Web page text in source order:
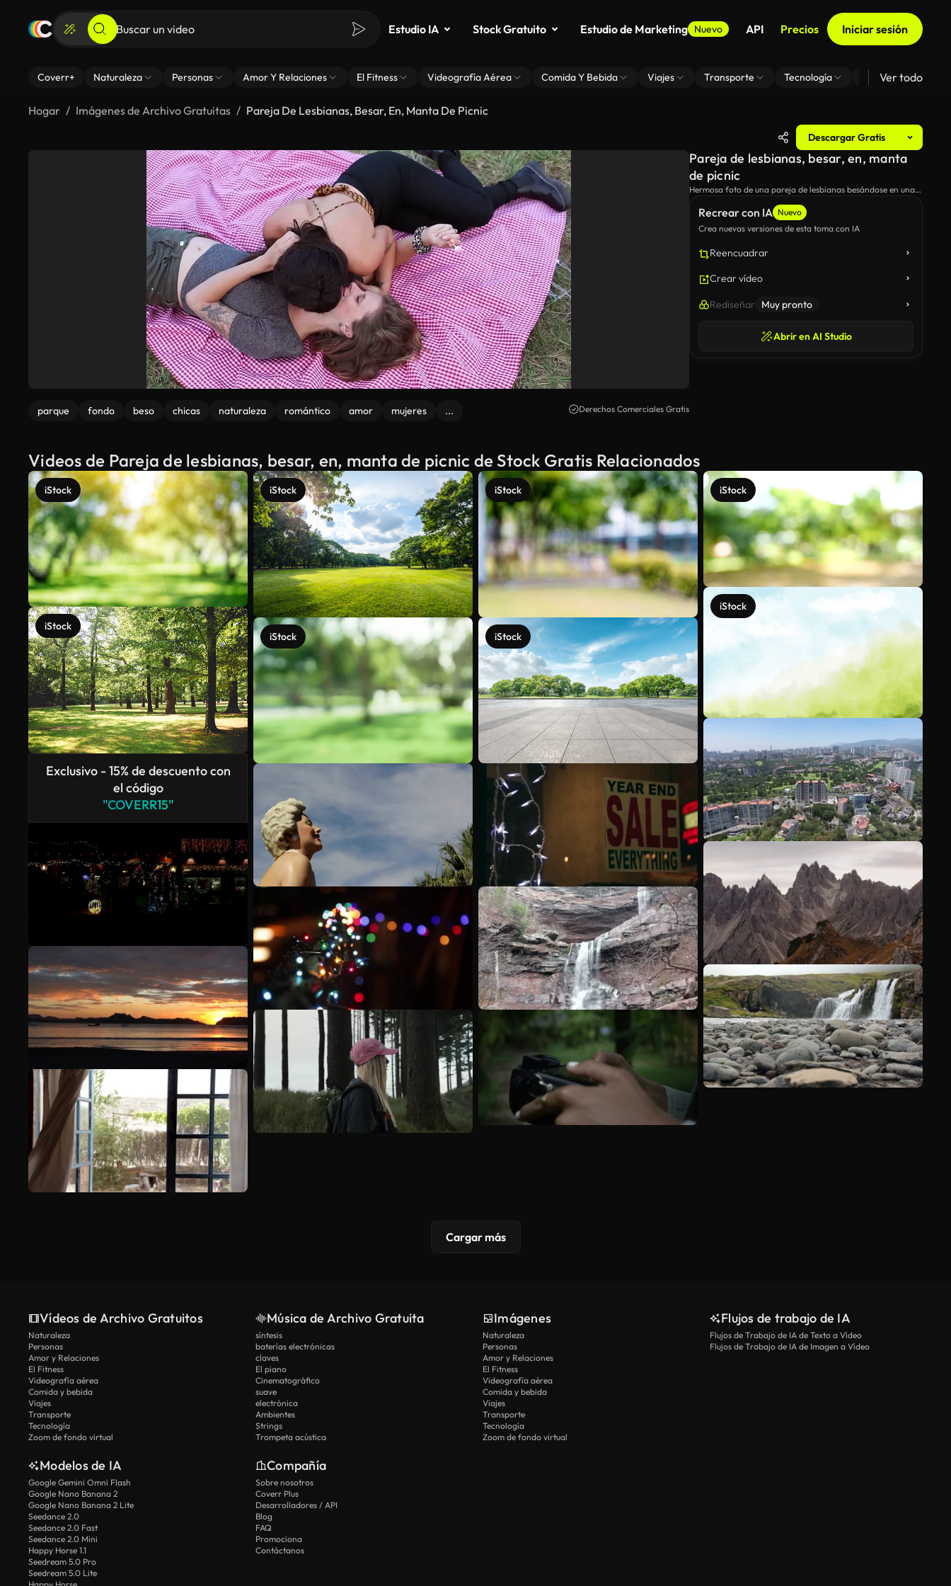
Estudio IA Stock Gratuito Estudio de Marketing Nuevo API Precios Iniciar sesión
Coverr+ Naturaleza Personas Amor Y Relaciones El Fitness Videografía Aérea Comida Y Bebida Viajes Transporte Tecnología Zoom De Fondo
Ver todo
Hogar Imágenes de Archivo Gratuitas Pareja De Lesbianas, Besar, En, Manta De Picnic
Descargar Gratis
parque fondo beso chicas naturaleza romántico amor mujeres ... Derechos Comerciales Gratis
Recrear con IA Nuevo
Crea nuevas versiones de esta toma con IA
Reencuadrar
Crear vídeo
Rediseñar Muy pronto
Abrir en AI Studio
Pareja de lesbianas, besar, en, manta
de picnic
Hermosa foto de una pareja de lesbianas besándose en una
Videos de Pareja de lesbianas, besar, en, manta de picnic de Stock Gratis Relacionados
iStock
iStock
Exclusivo - 15% de descuento con
el código
"COVERR15"
iStock
iStock
iStock
iStock
iStock
iStock
Ver más
Cargar más
Vídeos de Archivo Gratuitos
Naturaleza
Personas
Amor y Relaciones
El Fitness
Videografía aérea
Comida y bebida
Viajes
Transporte
Tecnología
Zoom de fondo virtual
Música de Archivo Gratuita
síntesis
baterías electrónicas
claves
El piano
Cinematográfico
suave
electrónica
Ambientes
Strings
Trompeta acústica
Imágenes
Naturaleza
Personas
Amor y Relaciones
El Fitness
Videografía aérea
Comida y bebida
Viajes
Transporte
Tecnología
Zoom de fondo virtual
Flujos de trabajo de IA
Flujos de Trabajo de IA de Texto a Vídeo
Flujos de Trabajo de IA de Imagen a Vídeo
Modelos de IA
Google Gemini Omni Flash
Google Nano Banana 2
Google Nano Banana 2 Lite
Seedance 2.0
Seedance 2.0 Fast
Seedance 2.0 Mini
Happy Horse 1.1
Seedream 5.0 Pro
Seedream 5.0 Lite
Compañía
Sobre nosotros
Coverr Plus
Desarrolladores / API
Blog
FAQ
Promociona
Contáctanos